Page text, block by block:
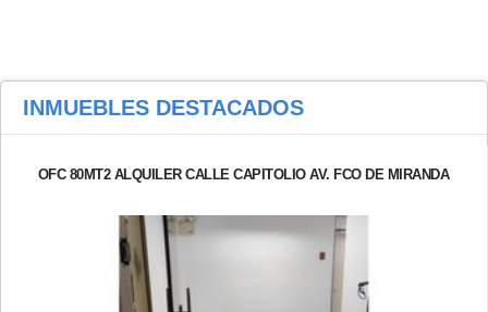
INMUEBLES DESTACADOS
OFC 80MT2 ALQUILER CALLE CAPITOLIO AV. FCO DE MIRANDA